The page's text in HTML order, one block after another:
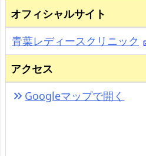
オフィシャルサイト
青葉レディースクリニック
アクセス
keyboard_double_arrow_right Googleマップで開く